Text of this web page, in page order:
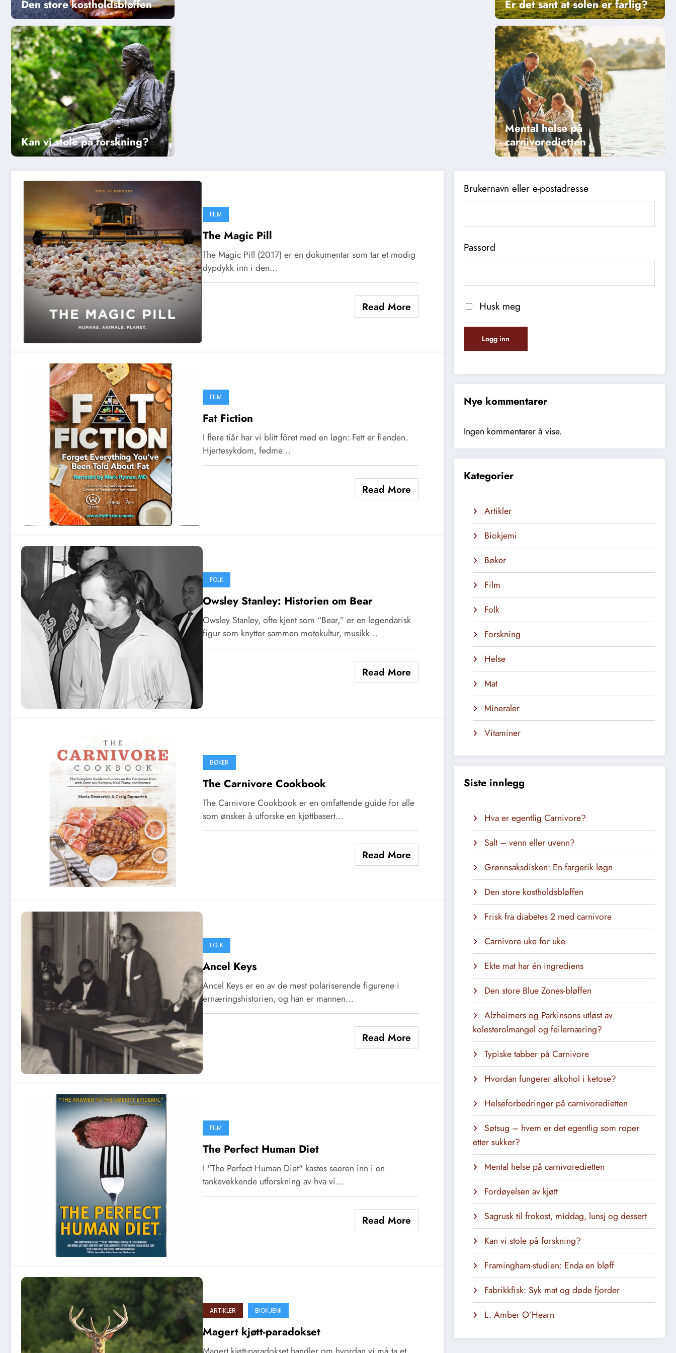
Den store kostholdsbløffen
Kan vi stole på forskning?
Er det sant at solen er farlig?
Mental helse på
carnivoredietten
FILM
The Magic Pill
The Magic Pill (2017) er en dokumentar som tar et modig
dypdykk inn i den…
Read More
FILM
Fat Fiction
I flere tiår har vi blitt fôret med en løgn: Fett er fienden.
Hjertesykdom, fedme…
Read More
FOLK
Owsley Stanley: Historien om Bear
Owsley Stanley, ofte kjent som “Bear,” er en legendarisk
figur som knytter sammen motekultur, musikk…
Read More
BØKER
The Carnivore Cookbook
The Carnivore Cookbook er en omfattende guide for alle
som ønsker å utforske en kjøttbasert…
Read More
FOLK
Ancel Keys
Ancel Keys er en av de mest polariserende figurene i
ernæringshistorien, og han er mannen…
Read More
FILM
The Perfect Human Diet
I "The Perfect Human Diet" kastes seeren inn i en
tankevekkende utforskning av hva vi…
Read More
ARTIKLER BIOKJEMI
Magert kjøtt-paradokset
Brukernavn eller e-postadresse
Passord
Husk meg
Nye kommentarer
Ingen kommentarer å vise.
Kategorier
Artikler
Biokjemi
Bøker
Film
Folk
Forskning
Helse
Mat
Mineraler
Vitaminer
Siste innlegg
Hva er egentlig Carnivore?
Salt – venn eller uvenn?
Grønnsaksdisken: En fargerik løgn
Den store kostholdsbløffen
Frisk fra diabetes 2 med carnivore
Carnivore uke for uke
Ekte mat har én ingrediens
Den store Blue Zones-bløffen
Alzheimers og Parkinsons utløst av
kolesterolmangel og feilernæring?
Typiske tabber på Carnivore
Hvordan fungerer alkohol i ketose?
Helseforbedringer på carnivoredietten
Søtsug – hvem er det egentlig som roper
etter sukker?
Mental helse på carnivoredietten
Fordøyelsen av kjøtt
Sagrusk til frokost, middag, lunsj og dessert
Kan vi stole på forskning?
Framingham-studien: Enda en bløff
Fabrikkfisk: Syk mat og døde fjorder
L. Amber O’Hearn